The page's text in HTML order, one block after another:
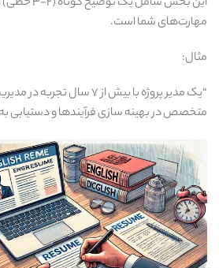
مهارت‌های شما است.
مثال:
“یک مدیر پروژه با بیش از ۷
متخصص در بهینه‌ سازی فرآیندها و دستیابی